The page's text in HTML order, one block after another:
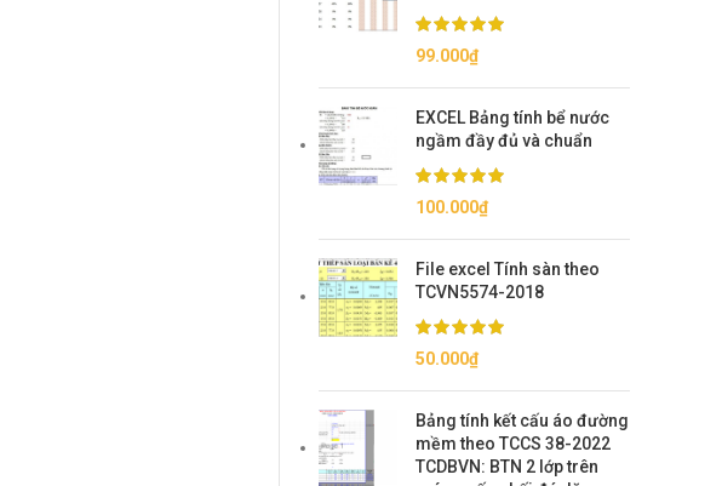
99.000₫
EXCEL Bảng tính bể nước
ngầm đầy đủ và chuẩn
100.000₫
File excel Tính sàn theo
TCVN5574-2018
50.000₫
Bảng tính kết cấu áo đường
mềm theo TCCS 38-2022
TCDBVN: BTN 2 lớp trên